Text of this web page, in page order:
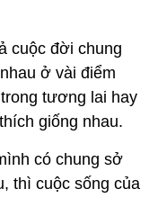
cuộc đời chung
ở vài điểm
tương lai hay
giống nhau.
có chung sở
thì cuộc sống của